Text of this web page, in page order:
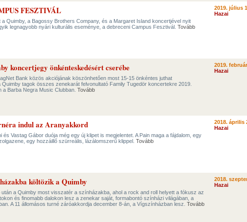
FESZTIVÁL
a Quimby, a Bagossy Brothers Company, és a Margaret Island koncertjével nyit
legnagyobb nyári kulturális eseménye, a debreceni Campus Fesztivál. Tovább
2019. július
Hazai
koncertjegy önkénteskedésért cserébe
Bank közös akciójának köszönhetően most 15-15 önkéntes juthat
Quimby tagok összes zenekarát felvonultató Family Tugedör koncertekre 2019.
a Barba Negra Music Clubban. Tovább
2019.
Hazai
indul az Aranyakkord
és Vastag Gábor duója még egy új klipet is megjelentet. A Pain maga a fájdalom, egy
egy hozzáillő szürreális, lázálomszerű klippel. Tovább
2018. április
Hazai
költözik a Quimby
után a Quimby most visszatér a színházakba, ahol a rock and roll helyett a fókusz az
és finomabb dalokon lesz a zenekar saját, formabontó színházi világában, a
A 11 állomásos turné záróakkordja december 8-án, a Vígszínházban lesz. Tovább
2018.
Hazai